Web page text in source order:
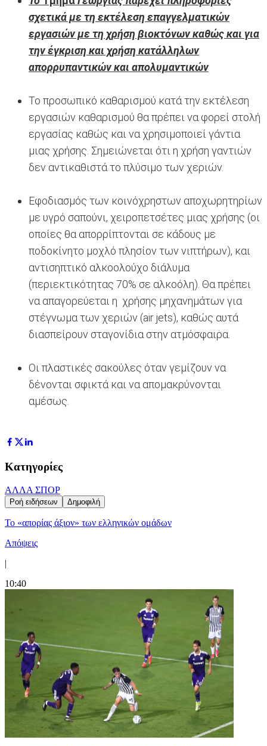
σχετικά με τη εκτέλεση επαγγελματικών
εργασιών με τη χρήση βιοκτόνων καθώς και για
την έγκριση και χρήση κατάλληλων
απορρυπαντικών και απολυμαντικών
Το προσωπικό καθαρισμού κατά την εκτέλεση
εργασιών καθαρισμού θα πρέπει να φορεί στολή
εργασίας καθώς και να χρησιμοποιεί γάντια
μιας χρήσης. Σημειώνεται ότι η χρήση γαντιών
δεν αντικαθιστά το πλύσιμο των χεριών.
Εφοδιασμός των κοινόχρηστων αποχωρητηρίων
με υγρό σαπούνι, χειροπετσέτες μιας χρήσης (οι
οποίες θα απορρίπτονται σε κάδους με
ποδοκίνητο μοχλό πλησίον των νιπτήρων), και
αντισηπτικό αλκοολούχο διάλυμα
(περιεκτικότητας 70% σε αλκοόλη). Θα πρέπει
να απαγορεύεται η χρήσης μηχανημάτων για
στέγνωμα των χεριών (air jets), καθώς αυτά
διασπείρουν σταγονίδια στην ατμόσφαιρα.
Οι πλαστικές σακούλες όταν γεμίζουν να
δένονται σφικτά και να απομακρύνονται
αμέσως.
Κατηγορίες
ΑΛΛΑ ΣΠΟΡ
Ροή ειδήσεων Δημοφιλή
Το «απορίας άξιον» των ελληνικών ομάδων
Απόψεις
|
10:40